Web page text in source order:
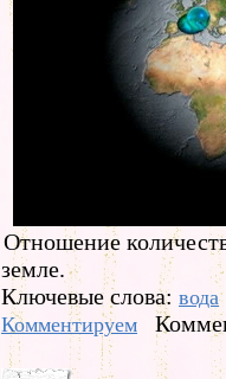
Отношение
земле.
Ключевые слова: вода
Комментируем